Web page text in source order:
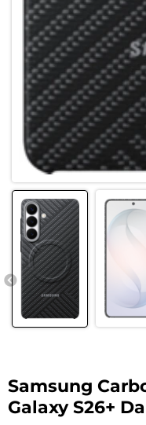
Samsung
Galaxy S26+